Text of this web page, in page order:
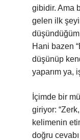
gibidir. Ama
gelen ilk
Hani bazen
düşünüp
yaparım ya,
İçimde bir
giriyor:
kelimenin
doğru